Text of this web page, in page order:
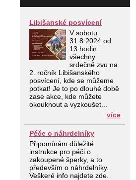
Libišanské posvícení
V sobotu
31.8.2024 od
13 hodin
všechny
srdečně zvu na
2. ročník Libišanského
posvícení, kde se můžeme
potkat! Je to po dlouhé době
zase akce, kde můžete
okouknout a vyzkoušet...
více
Péče o náhrdelníky
Připomínám důležité
instrukce pro péči o
zakoupené šperky, a to
především o náhrdelníky.
Veškeré info najdete zde.